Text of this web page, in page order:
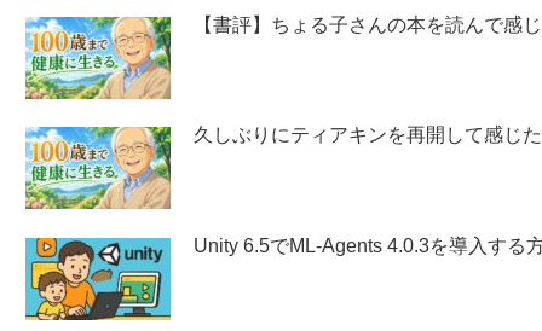
【書評】ちょる子さんの本を読んで感
久しぶりにティアキンを再開して感じ
Unity 6.5でML-Agents 4.0.3を導入する